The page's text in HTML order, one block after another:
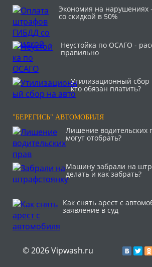
Экономия на
со скидкой в 50%
Неустойка по ОСАГО -
правильно
Утилизационный сбор
кто обязан платить?
"БЕРЕГИСЬ" АВТОМОБИЛЯ
Лишение водительских
могут отобрать?
Машину забрали на
делать и как забрать?
Как снять арест с
заявление в суд
© 2026 Vipwash.ru